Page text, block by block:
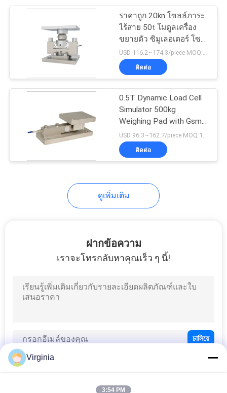
Weighbridge
โหลดเซลล์ขนาดเล็ก
เซลล์ภาระขนาด
น้ําหนัก
ราคาถูก 20kn โซลล์ภาระ
ไร้สาย 50t โมดูลเครื่อง
ขยายตัว ซิมูเลอเตอร์ โซล
ล์ภาระ น้ําหนัก
USD 116.2~174.3/piece MOQ:1PC
ติดต่อ
0.5T Dynamic Load Cell
Simulator 500kg
Weighing Pad with Gsm
Module 20 ตัน Load Cell
สําหรับการชั่งถังไซโล
USD 96.3~162.7/piece MOQ:1PC
ติดต่อ
ดูเพิ่มเติม
ฝากข้อความ
เราจะโทรกลับหาคุณเร็ว ๆ นี้!
Virginia
3:54 PM